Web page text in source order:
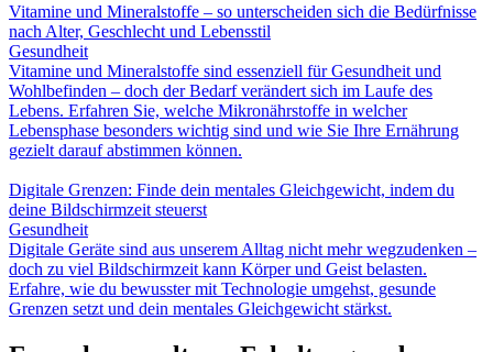
Vitamine und Mineralstoffe – so unterscheiden sich die Bedürfnisse
nach Alter, Geschlecht und Lebensstil
Gesundheit
Vitamine und Mineralstoffe sind essenziell für Gesundheit und
Wohlbefinden – doch der Bedarf verändert sich im Laufe des
Lebens. Erfahren Sie, welche Mikronährstoffe in welcher
Lebensphase besonders wichtig sind und wie Sie Ihre Ernährung
gezielt darauf abstimmen können.
Digitale Grenzen: Finde dein mentales Gleichgewicht, indem du
deine Bildschirmzeit steuerst
Gesundheit
Digitale Geräte sind aus unserem Alltag nicht mehr wegzudenken –
doch zu viel Bildschirmzeit kann Körper und Geist belasten.
Erfahre, wie du bewusster mit Technologie umgehst, gesunde
Grenzen setzt und dein mentales Gleichgewicht stärkst.